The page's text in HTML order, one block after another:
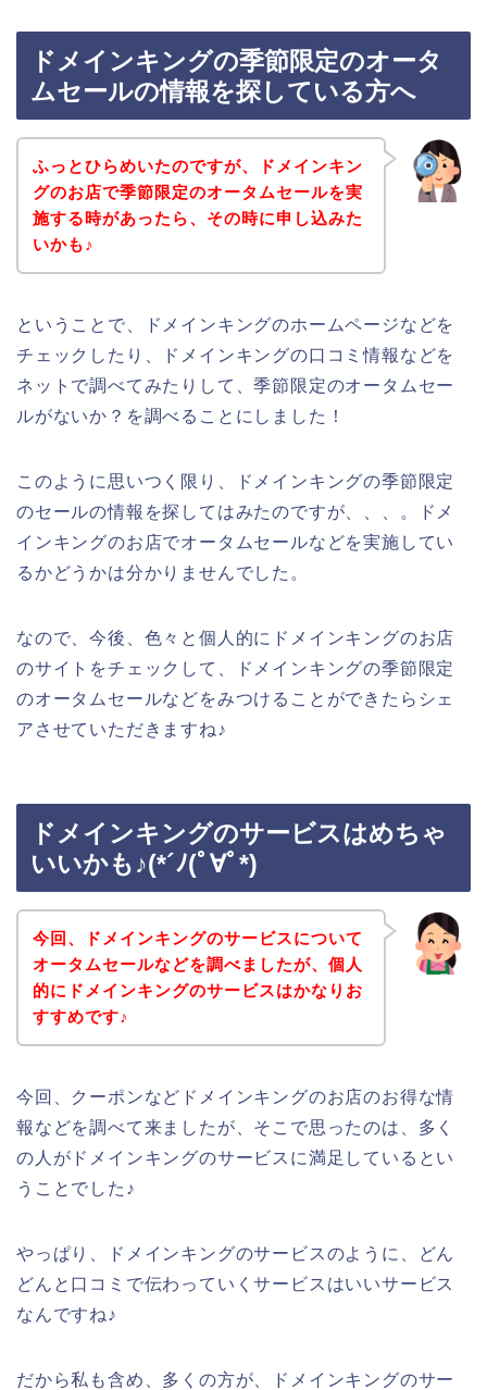
ドメインキングの季節限定のオータ
ムセールの情報を探している方へ
ふっとひらめいたのですが、ドメインキン
グのお店で季節限定のオータムセールを実
施する時があったら、その時に申し込みた
いかも♪
ということで、ドメインキングのホームページなどを
チェックしたり、ドメインキングの口コミ情報などを
ネットで調べてみたりして、季節限定のオータムセー
ルがないか？を調べることにしました！
このように思いつく限り、ドメインキングの季節限定
のセールの情報を探してはみたのですが、、、。ドメ
インキングのお店でオータムセールなどを実施してい
るかどうかは分かりませんでした。
なので、今後、色々と個人的にドメインキングのお店
のサイトをチェックして、ドメインキングの季節限定
のオータムセールなどをみつけることができたらシェ
アさせていただきますね♪
ドメインキングのサービスはめちゃ
いいかも♪(*´ﾉ(ﾟ∀ﾟ*)
今回、ドメインキングのサービスについて
オータムセールなどを調べましたが、個人
的にドメインキングのサービスはかなりお
すすめです♪
今回、クーポンなどドメインキングのお店のお得な情
報などを調べて来ましたが、そこで思ったのは、多く
の人がドメインキングのサービスに満足しているとい
うことでした♪
やっぱり、ドメインキングのサービスのように、どん
どんと口コミで伝わっていくサービスはいいサービス
なんですね♪
だから私も含め、多くの方が、ドメインキングのサー